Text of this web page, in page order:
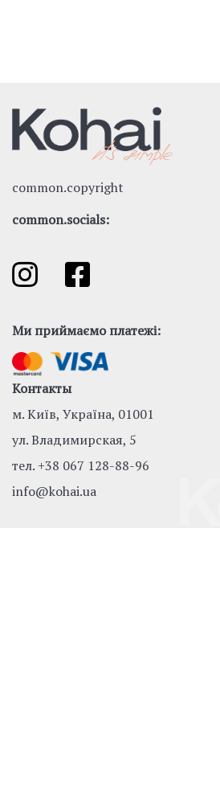
common.copyright
common.socials:
Ми приймаємо платежі:
Контакты
м. Київ, Україна, 01001
ул. Владимирская, 5
тел. +38 067 128-88-96
info@kohai.ua